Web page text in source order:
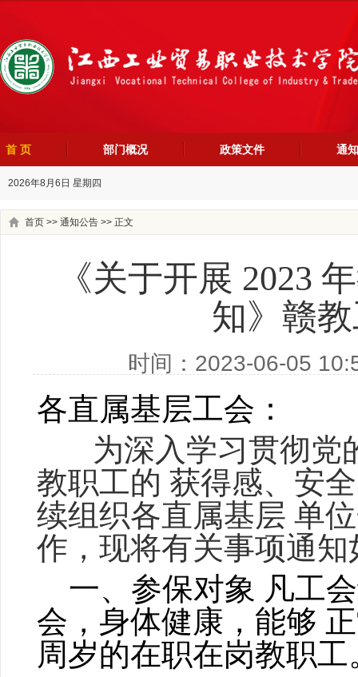
首 页 部门概况 政策文件 通
2026年8月6日 星期四
首页 >> 通知公告 >> 正文
《关于开展 2023
知》赣
时间：2023-06-05
​​​各直属基层工会：
为深入学习贯彻党
教职工的 获得感、安
续组织各直属基层 单
作，现将有关事项通知
一、参保对象 凡工
会，身体健康，能够
周岁的在职在岗教职